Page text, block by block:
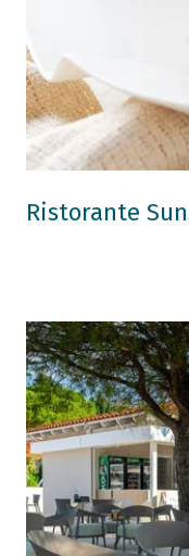
Ristorante